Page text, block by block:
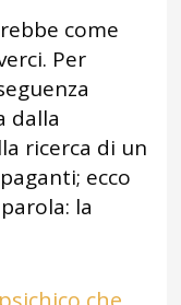
come
Per
dalla
ricerca di un
ecco
la